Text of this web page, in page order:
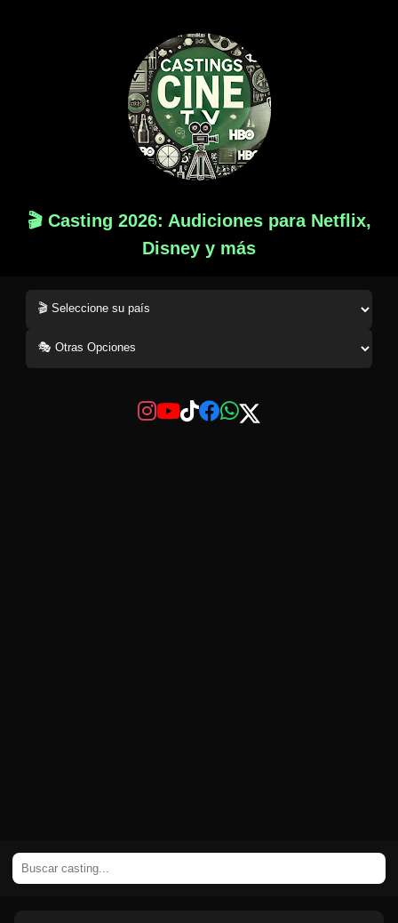
🎬 Casting 2026: Audiciones para Netflix,
Disney y más